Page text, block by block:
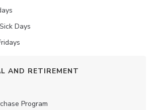
Days
AND RETIREMENT
Program